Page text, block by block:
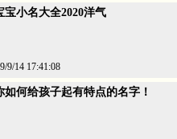
小名大全2020洋气
9/14 17:41:08
何给孩子起有特点的名字！